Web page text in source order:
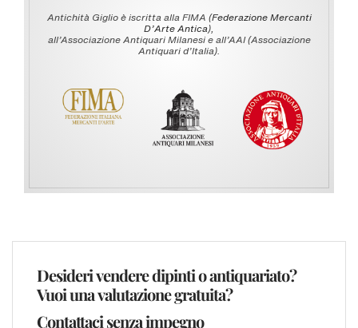
Antichità Giglio è iscritta alla FIMA (Federazione Mercanti
D'Arte Antica),
all’Associazione Antiquari Milanesi e all’AAI (Associazione
Antiquari d’Italia).
Desideri vendere dipinti o antiquariato?
Vuoi una valutazione gratuita?
Contattaci senza impegno